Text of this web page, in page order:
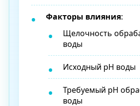
Факторы влияния:
Щелочность
воды
Исходный pH воды
Требуемый pH
воды